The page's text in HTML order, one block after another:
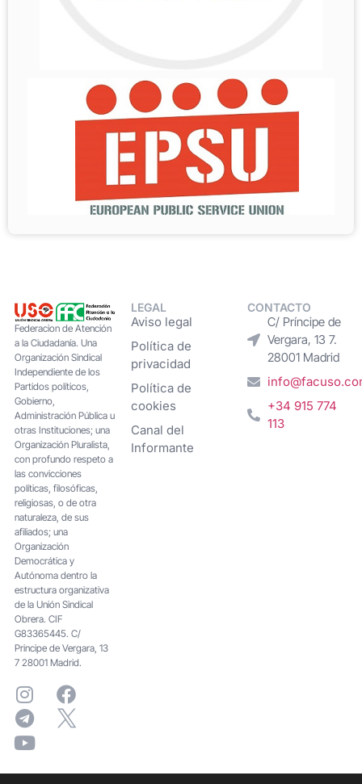
Federacion de Atención
a la Ciudadanía. Una
Organización Sindical
Independiente de los
Partidos políticos,
Gobierno,
Administración Pública u
otras Instituciones; una
Organización Pluralista,
con profundo respeto a
las convicciones
políticas, filosóficas,
religiosas, o de otra
naturaleza, de sus
afiliados; una
Organización
Democrática y
Autónoma dentro la
estructura organizativa
de la Unión Sindical
Obrera. CIF
G83365445. C/
Principe de Vergara, 13
7 28001 Madrid.
LEGAL
Aviso legal
Política de
privacidad
Política de
cookies
Canal del
Informante
CONTACTO
C/ Príncipe de
Vergara, 13 7.
28001 Madrid
+34 915 774
113